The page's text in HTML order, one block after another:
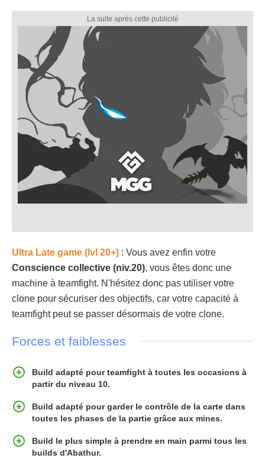
Ultra Late game (lvl 20+) : Vous avez enfin votre
Conscience collective (niv.20), vous êtes donc une
machine à teamfight. N'hésitez donc pas utiliser votre
clone pour sécuriser des objectifs, car votre capacité à
teamfight peut se passer désormais de votre clone.
Forces et faiblesses
Build adapté pour teamfight à toutes les occasions à
partir du niveau 10.
Build adapté pour garder le contrôle de la carte dans
toutes les phases de la partie grâce aux mines.
Build le plus simple à prendre en main parmi tous les
builds d'Abathur.